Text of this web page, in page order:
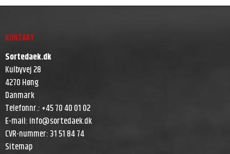
KONTAKT
Sortedaek.dk
Kulbyvej 28
4270 Høng
Danmark
Telefonnr.:+45 70 40 01 02
E-mail:info@sortedaek.dk
CVR-nummer:31 51 84 74
Sitemap